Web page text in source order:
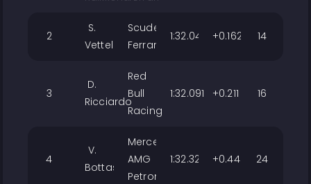
2
S.
Vettel
Scuderia
Ferrari
1:32.042 +0.162 14
3
D.
Ricciardo
Red
Bull
Racing
1:32.091 +0.211 16
4
V.
Bottas
Mercedes
AMG
Petronas
1:32.329 +0.449 24